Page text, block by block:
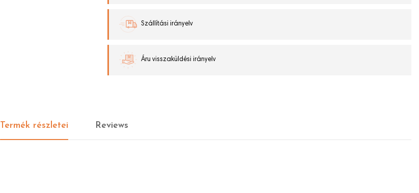
Szállítási irányelv
Áru visszaküldési irányelv
Termék részletei Reviews